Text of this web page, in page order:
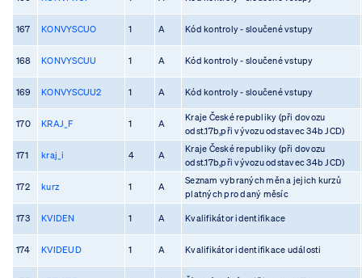
167 KONVYSCUO 1 A Kód kontroly - sloučené vstupy
168 KONVYSCUU 1 A Kód kontroly - sloučené vstupy
169 KONVYSCUU2 1 A Kód kontroly - sloučené vstupy
170 KRAJ_F 1 A
Kraje České republiky (při dovozu
odst.17b,při vývozu odstavec 34b JCD)
171 kraj_i 4 A
Kraje České republiky (při dovozu
odst.17b,při vývozu odstavec 34b JCD)
172 kurz 1 A
Seznam vybraných měn a jejich kurzů
platných pro daný měsíc
173 KVIDEN 1 A Kvalifikátor identifikace
174 KVIDEUD 1 A Kvalifikátor identifikace události